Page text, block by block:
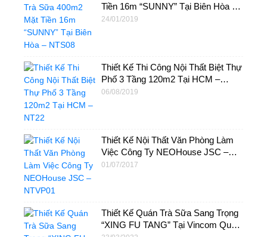
Tiền 16m “SUNNY” Tại Biên Hòa –
NTS08
24/01/2019
Thiết Kế Thi Công Nội Thất Biệt Thự
Phố 3 Tầng 120m2 Tại HCM –
NT22
06/08/2019
Thiết Kế Nội Thất Văn Phòng Làm
Việc Công Ty NEOHouse JSC –
NTVP01
01/07/2017
Thiết Kế Quán Trà Sữa Sang Trọng
“XING FU TANG” Tại Vincom Quận